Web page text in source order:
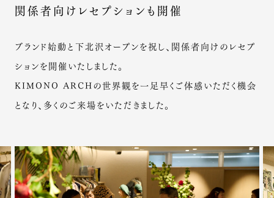
関係者向けレセプションも開催
ブランド始動と下北沢オープンを祝し、関係者向けのレセプ
ションを開催いたしました。
KIMONO ARCHの世界観を一足早くご体感いただく機会
となり、多くのご来場をいただきました。